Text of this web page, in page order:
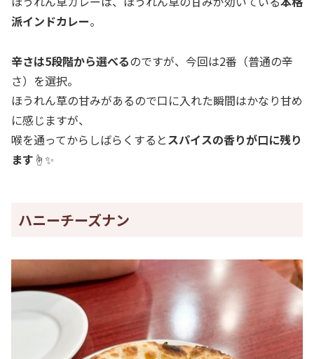
派インドカレー。
辛さは5段階から選べるのですが、今回は2番（普通の辛
さ）を選択。
ほうれん草の甘みがあるので口に入れた瞬間はかなり甘め
に感じますが、
喉を通ってからしばらくするとスパイスの香りが口に残り
ます ☝✨
ハニーチーズナン